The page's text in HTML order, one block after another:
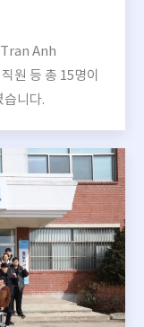
Tran Anh
원 등 총 15명이
습니다.